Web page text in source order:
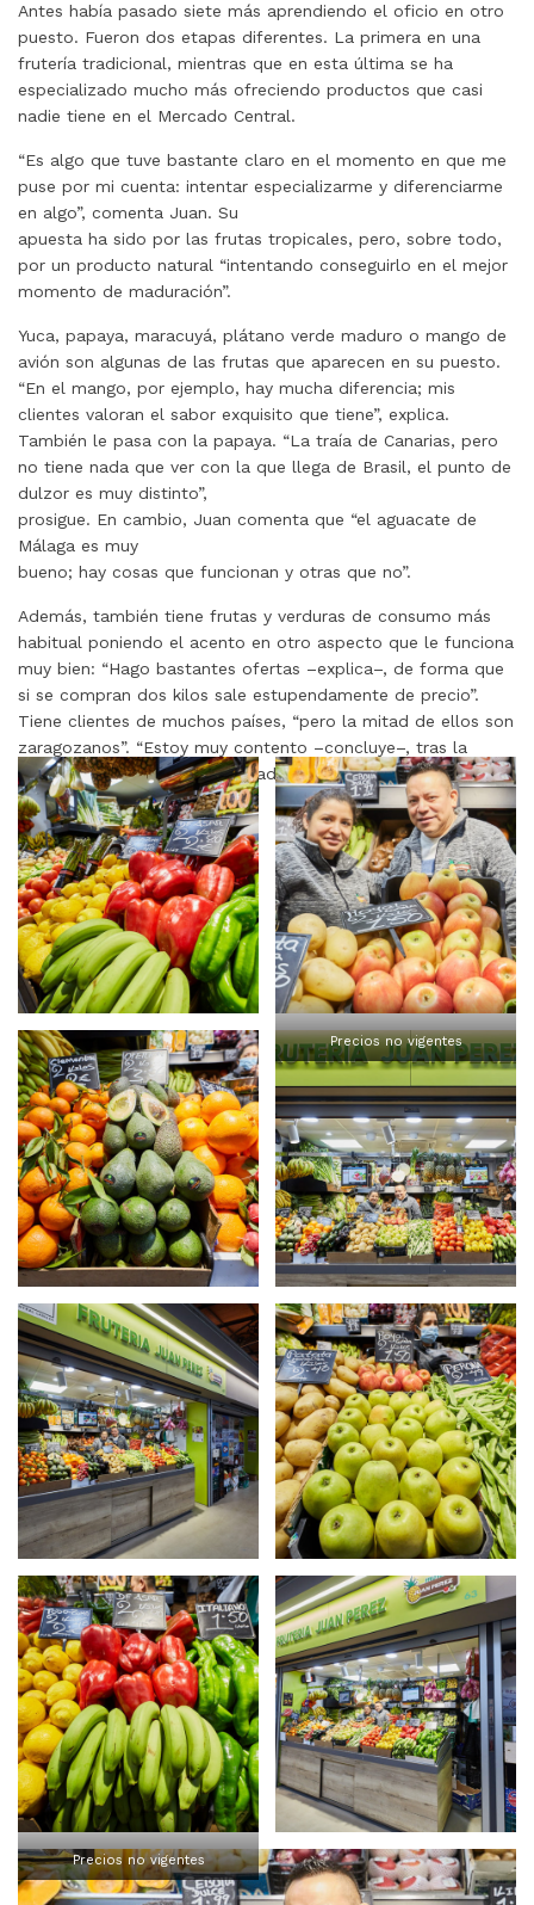
Antes había pasado siete más aprendiendo el oficio en otro
puesto. Fueron dos etapas diferentes. La primera en una
frutería tradicional, mientras que en esta última se ha
especializado mucho más ofreciendo productos que casi
nadie tiene en el Mercado Central.
“Es algo que tuve bastante claro en el momento en que me
puse por mi cuenta: intentar especializarme y diferenciarme
en algo”, comenta Juan. Su
apuesta ha sido por las frutas tropicales, pero, sobre todo,
por un producto natural “intentando conseguirlo en el mejor
momento de maduración”.
Yuca, papaya, maracuyá, plátano verde maduro o mango de
avión son algunas de las frutas que aparecen en su puesto.
“En el mango, por ejemplo, hay mucha diferencia; mis
clientes valoran el sabor exquisito que tiene”, explica.
También le pasa con la papaya. “La traía de Canarias, pero
no tiene nada que ver con la que llega de Brasil, el punto de
dulzor es muy distinto”,
prosigue. En cambio, Juan comenta que “el aguacate de
Málaga es muy
bueno; hay cosas que funcionan y otras que no”.
Además, también tiene frutas y verduras de consumo más
habitual poniendo el acento en otro aspecto que le funciona
muy bien: “Hago bastantes ofertas –explica–, de forma que
si se compran dos kilos sale estupendamente de precio”.
Tiene clientes de muchos países, “pero la mitad de ellos son
zaragozanos”. “Estoy muy contento –concluye–, tras la
reforma ha quedado un mercado precioso”.
Precios no vigentes
Precios no vigentes